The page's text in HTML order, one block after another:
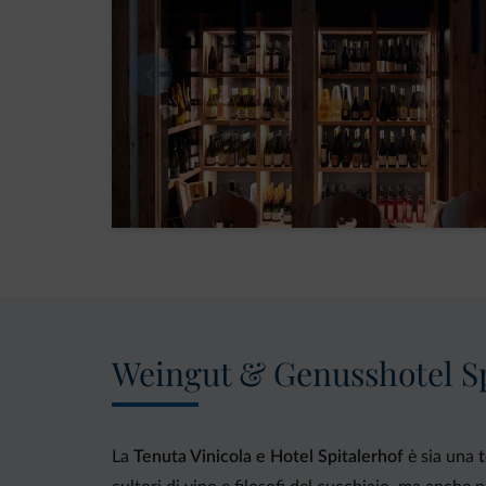
Weingut & Genusshotel
La Tenuta Vinicola e Hotel Spitalerhof è sia una